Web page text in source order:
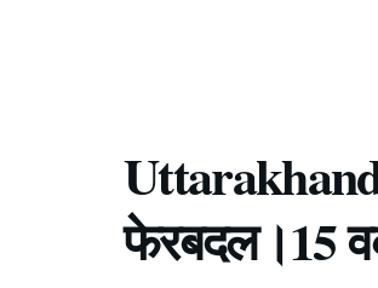
Uttarakhand
फेरबदल।15